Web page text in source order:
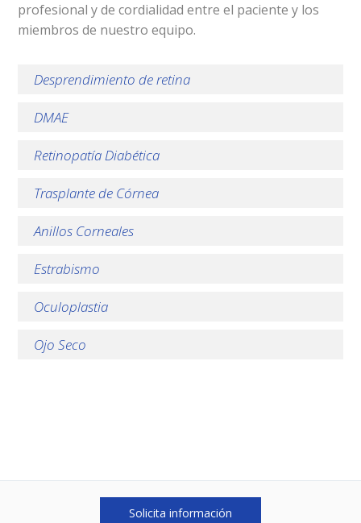
profesional y de cordialidad entre el paciente y los
miembros de nuestro equipo.
Desprendimiento de retina
DMAE
Retinopatía Diabética
Trasplante de Córnea
Anillos Corneales
Estrabismo
Oculoplastia
Ojo Seco
Solicita información